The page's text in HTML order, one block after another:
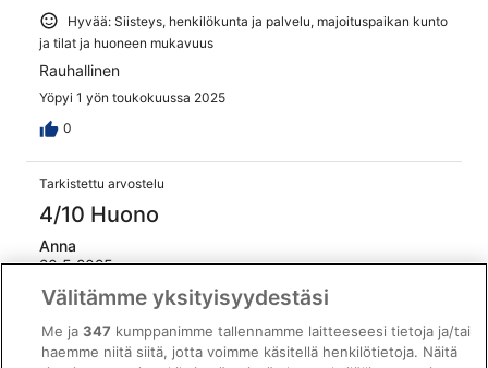
Hyvää: Siisteys, henkilökunta ja palvelu, majoituspaikan kunto
ja tilat ja huoneen mukavuus
Rauhallinen
Yöpyi 1 yön toukokuussa 2025
0
Tarkistettu arvostelu
4/10 Huono
Anna
20.5.2025
Hyvää: Henkilökunta ja palvelu
Huonoa: Siisteys, majoituspaikan kunto ja tilat ja huoneen
mukavuus
Välitämme yksityisyydestäsi
Me ja347 kumppanimme tallennamme laitteeseesi tietoja ja/tai
haemme niitä siitä, jotta voimme käsitellä henkilötietoja. Näitä